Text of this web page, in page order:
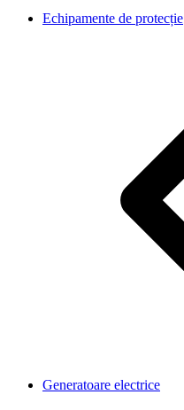
Echipamente de protecție
Generatoare electrice